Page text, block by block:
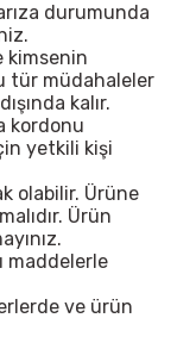
durumunda
kimsenin
tür müdahaleler
kalır.
kordonu
yetkili kişi
olabilir. Ürüne
Ürün
maddelerle
ve ürün